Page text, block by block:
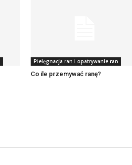
Pielęgnacja ran i opatrywanie ran
Co ile przemywać ranę?